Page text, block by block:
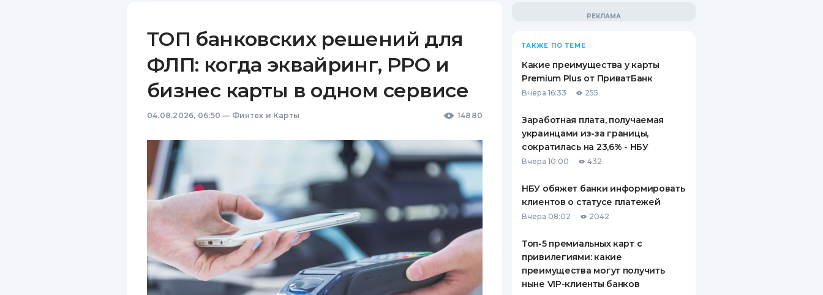
ТОП банковских решений для
ФЛП: когда эквайринг, РРО и
бизнес карты в одном сервисе
04.08.2026, 06:50 — Финтех и Карты 14880
ТАКЖЕ ПО ТЕМЕ
Какие преимущества у карты
Premium Plus от ПриватБанк
Вчера 16:33 255
Заработная плата, получаемая
украинцами из-за границы,
сократилась на 23,6% - НБУ
Вчера 10:00 432
НБУ обяжет банки информировать
клиентов о статусе платежей
Вчера 08:02 2042
Топ-5 премиальных карт с
привилегиями: какие
преимущества могут получить
ныне VIP-клиенты банков